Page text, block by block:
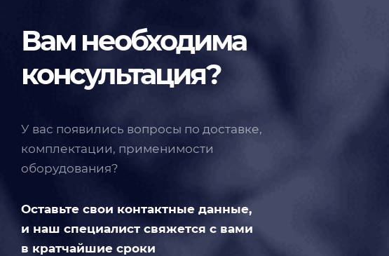
Вам необходима
консультация?
У вас появились вопросы по доставке,
комплектации, применимости
оборудования?
Оставьте свои контактные данные,
и наш специалист свяжется с вами
в кратчайшие сроки